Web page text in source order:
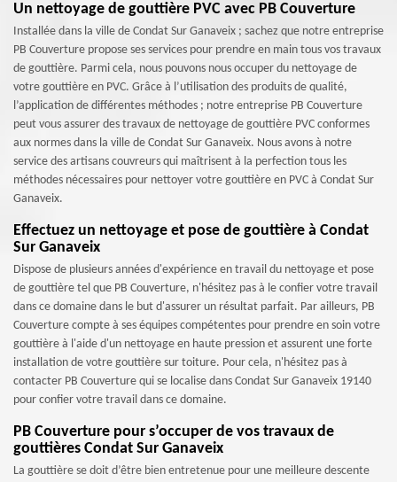
Un nettoyage de gouttière PVC avec PB Couverture
Installée dans la ville de Condat Sur Ganaveix ; sachez que notre entreprise
PB Couverture propose ses services pour prendre en main tous vos travaux
de gouttière. Parmi cela, nous pouvons nous occuper du nettoyage de
votre gouttière en PVC. Grâce à l’utilisation des produits de qualité,
l’application de différentes méthodes ; notre entreprise PB Couverture
peut vous assurer des travaux de nettoyage de gouttière PVC conformes
aux normes dans la ville de Condat Sur Ganaveix. Nous avons à notre
service des artisans couvreurs qui maîtrisent à la perfection tous les
méthodes nécessaires pour nettoyer votre gouttière en PVC à Condat Sur
Ganaveix.
Effectuez un nettoyage et pose de gouttière à Condat
Sur Ganaveix
Dispose de plusieurs années d'expérience en travail du nettoyage et pose
de gouttière tel que PB Couverture, n'hésitez pas à le confier votre travail
dans ce domaine dans le but d'assurer un résultat parfait. Par ailleurs, PB
Couverture compte à ses équipes compétentes pour prendre en soin votre
gouttière à l'aide d'un nettoyage en haute pression et assurent une forte
installation de votre gouttière sur toiture. Pour cela, n'hésitez pas à
contacter PB Couverture qui se localise dans Condat Sur Ganaveix 19140
pour confier votre travail dans ce domaine.
PB Couverture pour s’occuper de vos travaux de
gouttières Condat Sur Ganaveix
La gouttière se doit d’être bien entretenue pour une meilleure descente